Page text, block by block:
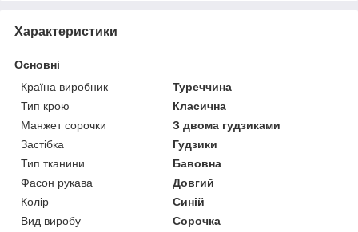
Характеристики
Основні
Країна виробник
Туреччина
Тип крою
Класична
Манжет сорочки
З двома гудзиками
Застібка
Гудзики
Тип тканини
Бавовна
Фасон рукава
Довгий
Колір
Синій
Вид виробу
Сорочка